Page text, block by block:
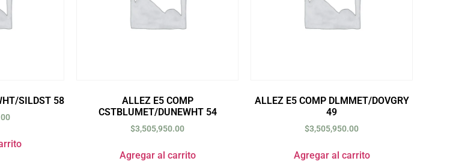
SILDST 58
ALLEZ E5 COMP
CSTBLUMET/DUNEWHT 54
$3,505,950.00
Agregar al carrito
ALLEZ E5 COMP DLMMET/DOVGRY
49
$3,505,950.00
Agregar al carrito